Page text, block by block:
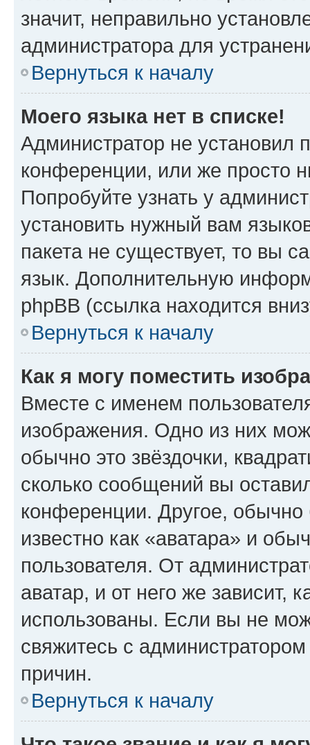
значит, неправильно
администратора для
Вернуться к началу
Моего языка нет в списке!
Администратор не установил
конференции, или же просто
Попробуйте узнать у
установить нужный вам
пакета не существует, то вы
язык. Дополнительную
phpBB (ссылка находится
Вернуться к началу
Как я могу поместить
Вместе с именем
изображения. Одно из них
обычно это звёздочки,
сколько сообщений вы
конференции. Другое,
известно как «аватара» и
пользователя. От
аватар, и от него же зависит,
использованы. Если вы не
свяжитесь с
причин.
Вернуться к началу